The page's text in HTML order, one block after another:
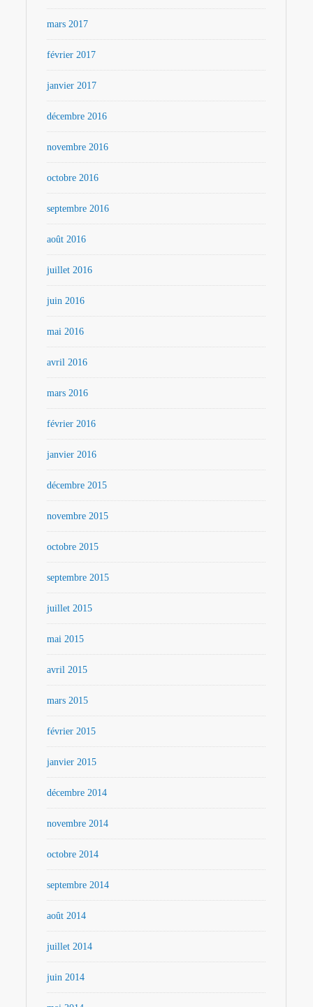
mars 2017
février 2017
janvier 2017
décembre 2016
novembre 2016
octobre 2016
septembre 2016
août 2016
juillet 2016
juin 2016
mai 2016
avril 2016
mars 2016
février 2016
janvier 2016
décembre 2015
novembre 2015
octobre 2015
septembre 2015
juillet 2015
mai 2015
avril 2015
mars 2015
février 2015
janvier 2015
décembre 2014
novembre 2014
octobre 2014
septembre 2014
août 2014
juillet 2014
juin 2014